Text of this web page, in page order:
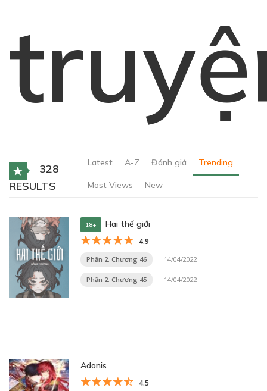
328
RESULTS
Latest A-Z Đánh giá Trending
Most Views New
18+ Hai thế giới
4.9
Phần 2. Chương 46 14/04/2022
Phần 2. Chương 45 14/04/2022
Adonis
4.5